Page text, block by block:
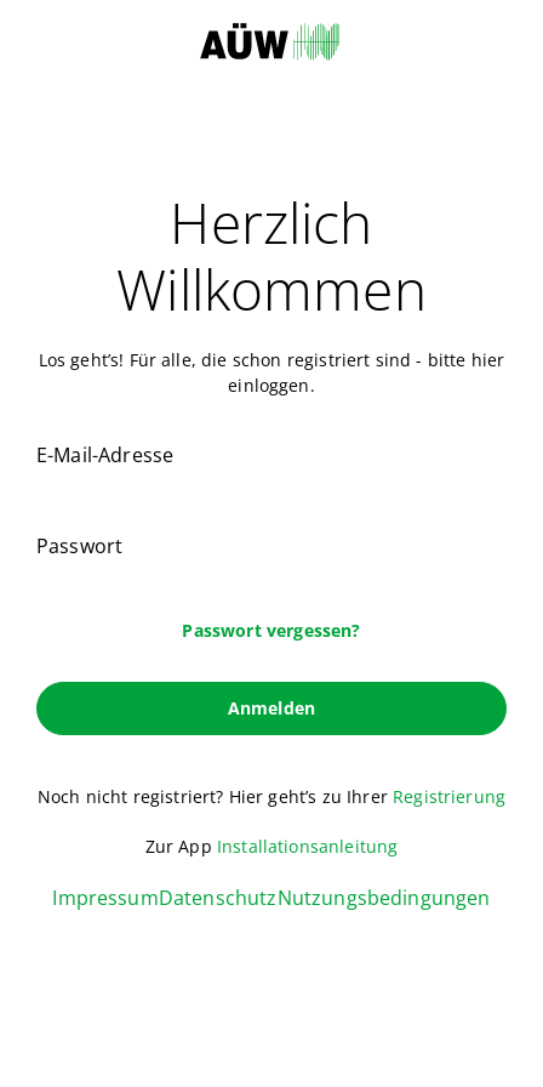
Herzlich
Willkommen
Los geht’s! Für alle, die schon registriert sind - bitte hier
einloggen.
E-Mail-Adresse
Passwort
Passwort vergessen?
Anmelden
Noch nicht registriert? Hier geht’s zu Ihrer Registrierung
Zur App Installationsanleitung
ImpressumDatenschutzNutzungsbedingungen